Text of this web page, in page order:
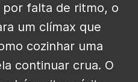
falta de ritmo, o
um clímax que
cozinhar uma
continuar crua. O